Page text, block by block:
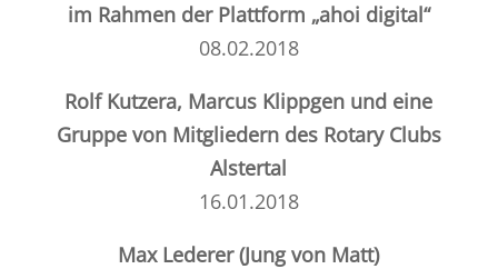
im Rahmen der Plattform „ahoi digital“
08.02.2018
Rolf Kutzera, Marcus Klippgen und eine
Gruppe von Mitgliedern des Rotary Clubs
Alstertal
16.01.2018
Max Lederer(Jung von Matt)